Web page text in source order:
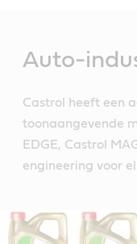
Auto-
Castrol heeft een
toonaangevende
EDGE, Castrol
engineering voor